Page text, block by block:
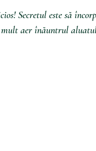
Secretul este să
aer înăuntrul